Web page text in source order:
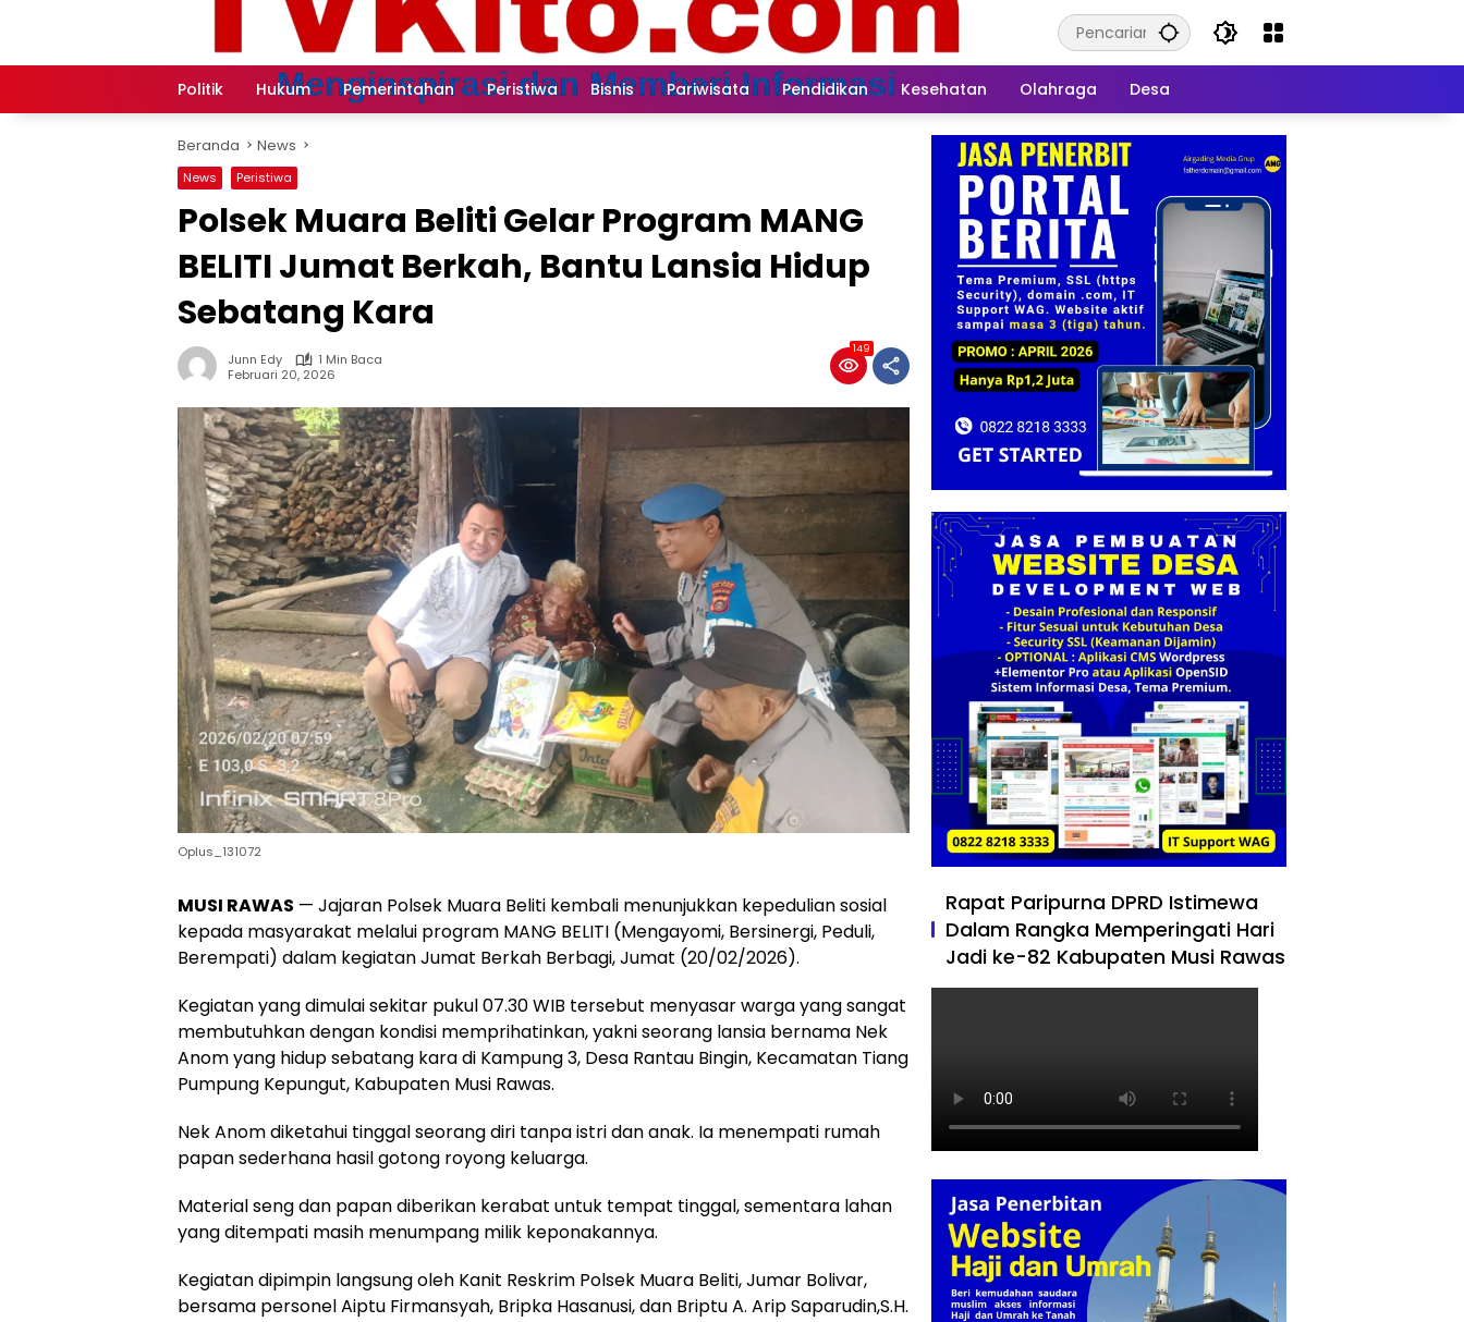
Politik
Hukum Pemerintahan Peristiwa Bisnis Pariwisata Pendidikan Kesehatan Olahraga Desa
Beranda News
News Peristiwa
Polsek Muara Beliti Gelar Program MANG
BELITI Jumat Berkah, Bantu Lansia Hidup
Sebatang Kara
Junn Edy
1 Min Baca
Februari 20, 2026
149
Oplus_131072
MUSI RAWAS — Jajaran Polsek Muara Beliti kembali menunjukkan kepedulian sosial
kepada masyarakat melalui program MANG BELITI (Mengayomi, Bersinergi, Peduli,
Berempati) dalam kegiatan Jumat Berkah Berbagi, Jumat (20/02/2026).
Kegiatan yang dimulai sekitar pukul 07.30 WIB tersebut menyasar warga yang sangat
membutuhkan dengan kondisi memprihatinkan, yakni seorang lansia bernama Nek
Anom yang hidup sebatang kara di Kampung 3, Desa Rantau Bingin, Kecamatan Tiang
Pumpung Kepungut, Kabupaten Musi Rawas.
Nek Anom diketahui tinggal seorang diri tanpa istri dan anak. Ia menempati rumah
papan sederhana hasil gotong royong keluarga.
Material seng dan papan diberikan kerabat untuk tempat tinggal, sementara lahan
yang ditempati masih menumpang milik keponakannya.
Kegiatan dipimpin langsung oleh Kanit Reskrim Polsek Muara Beliti, Jumar Bolivar,
bersama personel Aiptu Firmansyah, Bripka Hasanusi, dan Briptu A. Arip Saparudin,S.H.
Rapat Paripurna DPRD Istimewa
Dalam Rangka Memperingati Hari
Jadi ke-82 Kabupaten Musi Rawas